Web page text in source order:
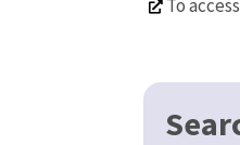
To